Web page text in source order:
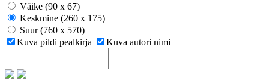
Väike (90 x 67)
Keskmine (260 x 175)
Suur (760 x 570)
Kuva pildi pealkirja
Kuva autori nimi